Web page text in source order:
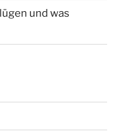
und was